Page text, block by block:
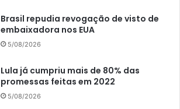
Brasil repudia revogação de visto de
embaixadora nos EUA
5/08/2026
Lula já cumpriu mais de 80% das
promessas feitas em 2022
5/08/2026